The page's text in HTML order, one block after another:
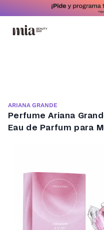
ARIANA GRANDE
Perfume Ariana
Eau de Parfum para